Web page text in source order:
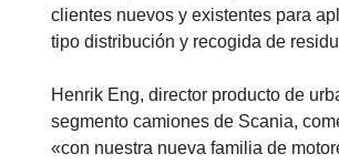
clientes nuevos y existentes para
tipo distribución y recogida de
Henrik Eng, director producto de
segmento camiones de Scania,
«con nuestra nueva familia de